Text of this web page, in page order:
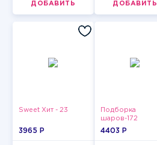
ДОБАВИТЬ ДОБАВИТЬ
Sweet Хит - 23
3965 P
Подборка
шаров-172
4403 P